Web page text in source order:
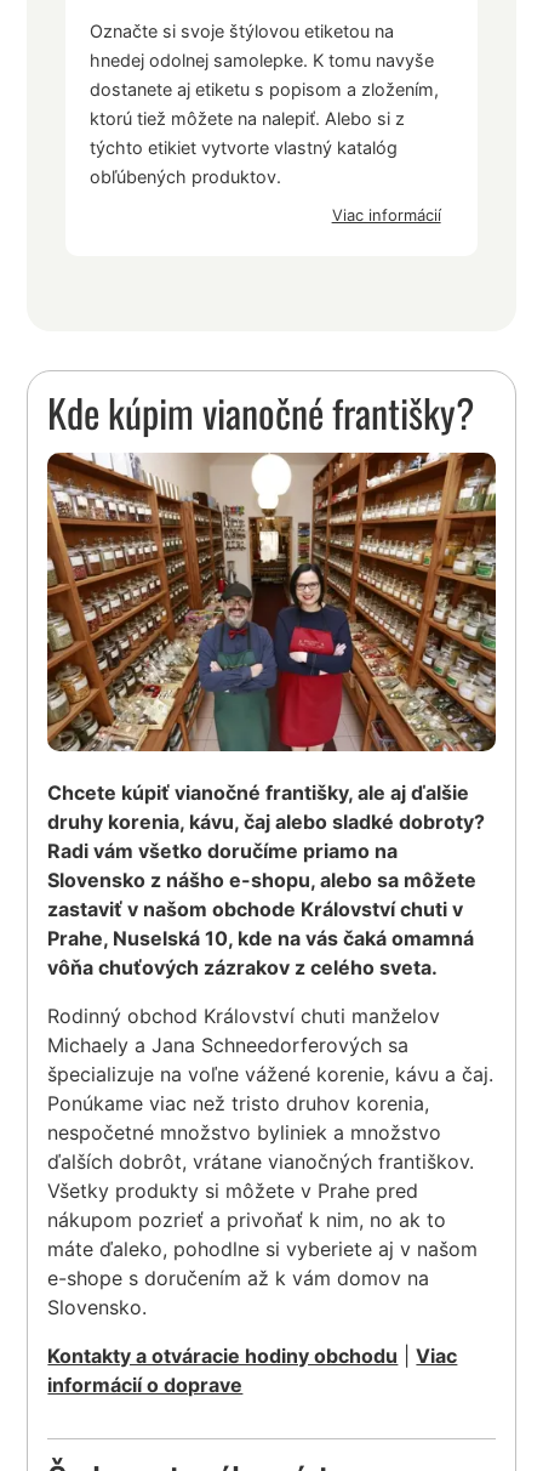
Označte si svoje štýlovou etiketou na
hnedej odolnej samolepke. K tomu navyše
dostanete aj etiketu s popisom a zložením,
ktorú tiež môžete na nalepiť. Alebo si z
týchto etikiet vytvorte vlastný katalóg
obľúbených produktov.
Viac informácií
Kde kúpim vianočné františky?
Chcete kúpiť vianočné františky, ale aj ďalšie
druhy korenia, kávu, čaj alebo sladké dobroty?
Radi vám všetko doručíme priamo na
Slovensko z nášho e-shopu, alebo sa môžete
zastaviť v našom obchode Království chuti v
Prahe, Nuselská 10, kde na vás čaká omamná
vôňa chuťových zázrakov z celého sveta.
Rodinný obchod Království chuti manželov
Michaely a Jana Schneedorferových sa
špecializuje na voľne vážené korenie, kávu a čaj.
Ponúkame viac než tristo druhov korenia,
nespočetné množstvo byliniek a množstvo
ďalších dobrôt, vrátane vianočných františkov.
Všetky produkty si môžete v Prahe pred
nákupom pozrieť a privoňať k nim, no ak to
máte ďaleko, pohodlne si vyberiete aj v našom
e-shope s doručením až k vám domov na
Slovensko.
Kontakty a otváracie hodiny obchodu |Viac
informácií o doprave